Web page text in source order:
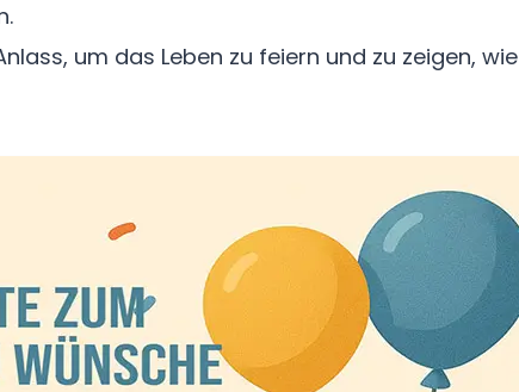
um das Leben zu feiern und zu zeigen, wie